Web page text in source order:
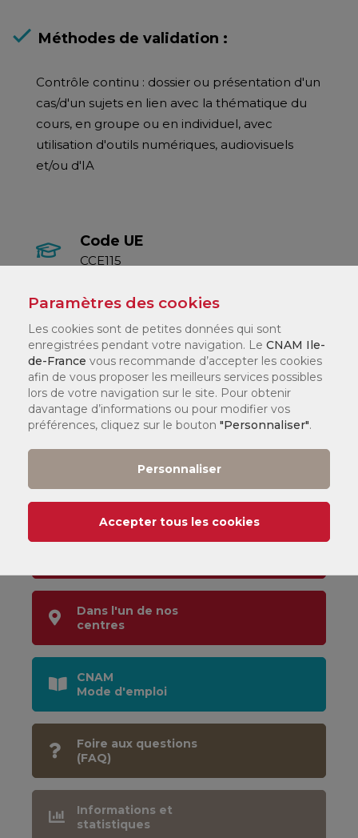
Méthodes de validation :
Contrôle continu : dossier ou présentation d'un
cas/d'un sujets en lien avec la thématique du
cours, en groupe ou en individuel, avec
utilisation d'outils numériques, audiovisuels
et/ou d'IA
Code UE
CCE115
Crédits
6 ECTS
S'inscrire à une
session de formation
Informations, Orientation &
Par téléphone :
Dans l'un de nos
centres
CNAM
Mode d'emploi
Foire aux questions
(FAQ)
Informations et
statistiques
Paramètres des cookies
Les cookies sont de petites données qui sont
enregistrées pendant votre navigation. Le CNAM Ile-
de-France vous recommande d’accepter les cookies
afin de vous proposer les meilleurs services possibles
lors de votre navigation sur le site. Pour obtenir
davantage d’informations ou pour modifier vos
préférences, cliquez sur le bouton "Personnaliser".
Personnaliser
Accepter tous les cookies